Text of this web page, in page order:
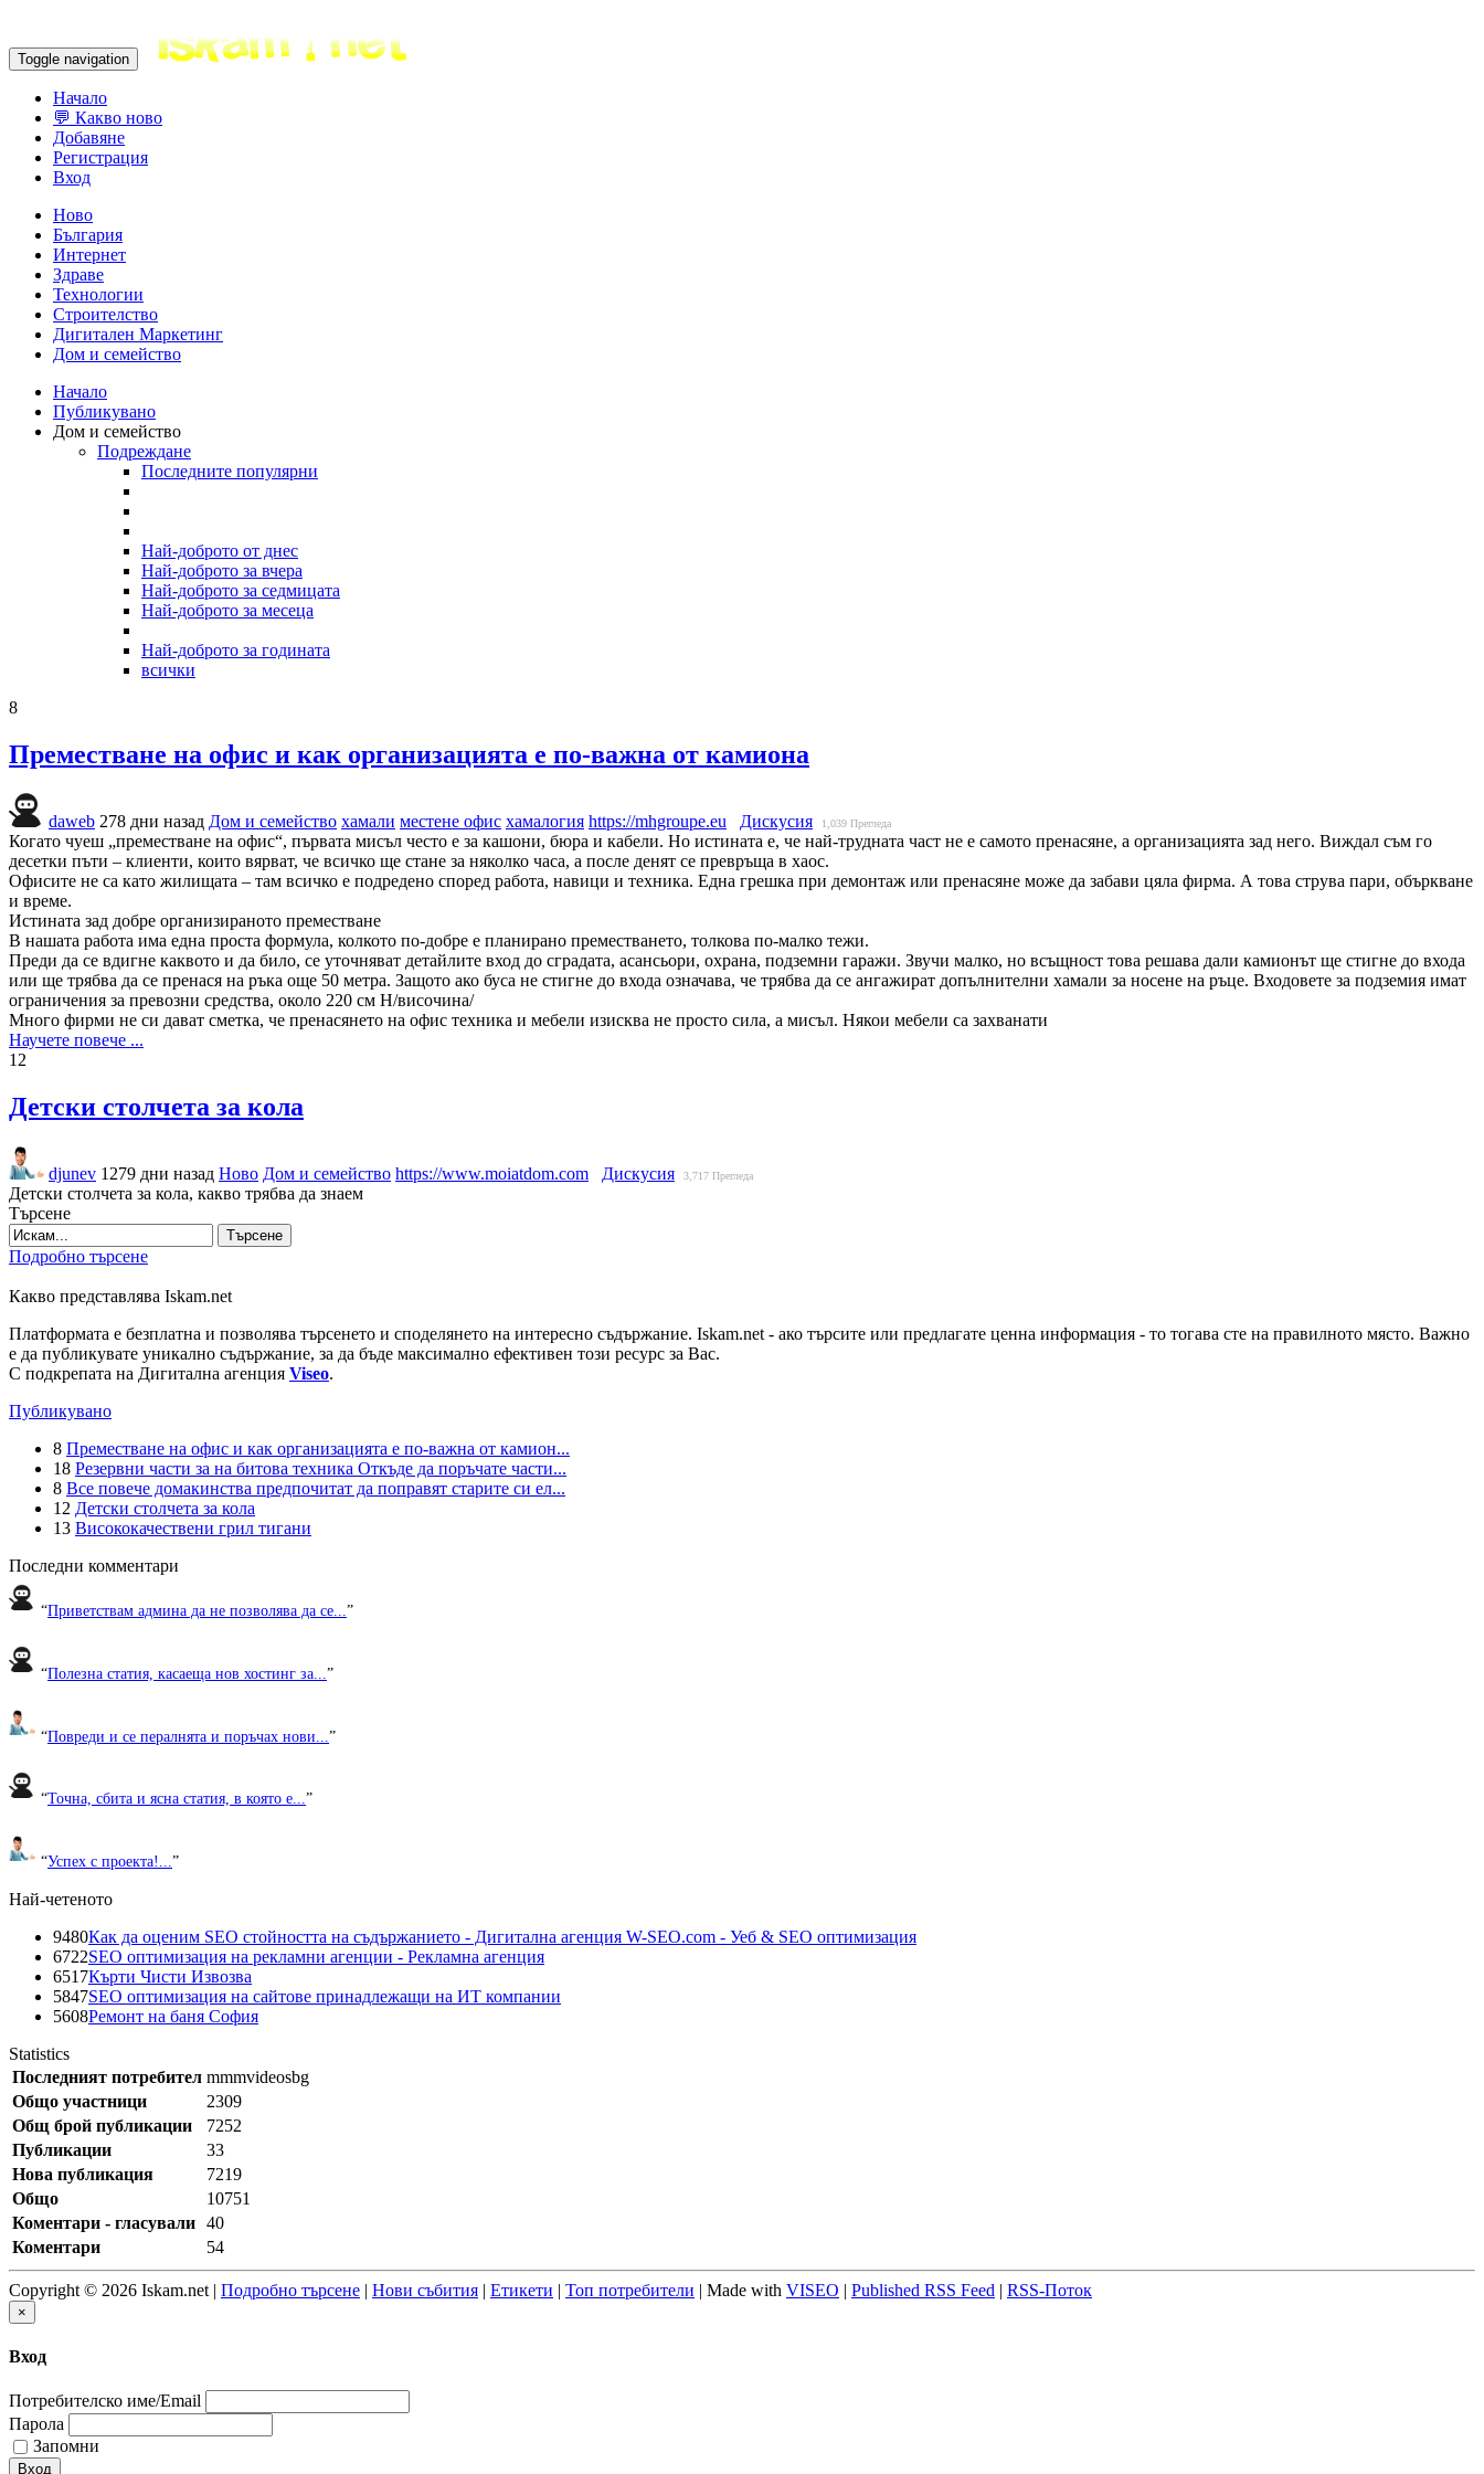
Toggle navigation
Начало
💬 Какво ново
Добавяне
Регистрация
Вход
Ново
България
Интернет
Здраве
Технологии
Строителство
Дигитален Маркетинг
Дом и семейство
Начало
Публикувано
Дом и семейство
Подреждане
Последните популярни
Най-доброто от днес
Най-доброто за вчера
Най-доброто за седмицата
Най-доброто за месеца
Най-доброто за годината
всички
8
Преместване на офис и как организацията е по-важна от камиона
daweb 278 дни назад Дом и семейство хамали местене офис хамалогия https://mhgroupe.eu Дискусия 1,039 Прегледа
Когато чуеш „преместване на офис“, първата мисъл често е за кашони, бюра и кабели. Но истината е, че най-трудната част не е самото пренасяне, а организацията зад него. Виждал съм го
десетки пъти – клиенти, които вярват, че всичко ще стане за няколко часа, а после денят се превръща в хаос.
Офисите не са като жилищата – там всичко е подредено според работа, навици и техника. Една грешка при демонтаж или пренасяне може да забави цяла фирма. А това струва пари, объркване
и време.
Истината зад добре организираното преместване
В нашата работа има една проста формула, колкото по-добре е планирано преместването, толкова по-малко тежи.
Преди да се вдигне каквото и да било, се уточняват детайлите вход до сградата, асансьори, охрана, подземни гаражи. Звучи малко, но всъщност това решава дали камионът ще стигне до входа
или ще трябва да се пренася на ръка още 50 метра. Защото ако буса не стигне до входа означава, че трябва да се ангажират допълнителни хамали за носене на ръце. Входовете за подземия имат
ограничения за превозни средства, около 220 см H/височина/
Много фирми не си дават сметка, че пренасянето на офис техника и мебели изисква не просто сила, а мисъл. Някои мебели са захванати
Научете повече ...
12
Детски столчета за кола
djunev 1279 дни назад Ново Дом и семейство https://www.moiatdom.com Дискусия 3,717 Прегледа
Детски столчета за кола, какво трябва да знаем
Търсене
Търсене
Подробно търсене
Какво представлява Iskam.net
Платформата е безплатна и позволява търсенето и споделянето на интересно съдържание. Iskam.net - ако търсите или предлагате ценна информация - то тогава сте на правилното място. Важно
е да публикувате уникално съдържание, за да бъде максимално ефективен този ресурс за Вас.
С подкрепата на Дигитална агенция Viseo.
Публикувано
8 Преместване на офис и как организацията е по-важна от камион...
18 Резервни части за на битова техника Откъде да поръчате части...
8 Все повече домакинства предпочитат да поправят старите си ел...
12 Детски столчета за кола
13 Висококачествени грил тигани
Последни комментари
“Приветствам админа да не позволява да се... ”
“Полезна статия, касаеща нов хостинг за... ”
“Повреди и се пералнята и поръчах нови... ”
“Точна, сбита и ясна статия, в която е...”
“Успех с проекта!... ”
Най-четеното
9480Как да оценим SEO стойността на съдържанието - Дигитална агенция W-SEO.com - Уеб & SEO оптимизация
6722SEO оптимизация на рекламни агенции - Рекламна агенция
6517Кърти Чисти Извозва
5847SEO оптимизация на сайтове принадлежащи на ИТ компании
5608Ремонт на баня София
Statistics
Последният потребител mmmvideosbg
Общо участници
2309
Общ брой публикации
7252
Публикации
33
Нова публикация
7219
Общо
10751
Коментари - гласували 40
Коментари
54
Copyright © 2026 Iskam.net | Подробно търсене | Нови събития | Етикети | Топ потребители | Made with VISEO | Published RSS Feed | RSS-Поток
×
Вход
Потребителско име/Email
Парола
Запомни